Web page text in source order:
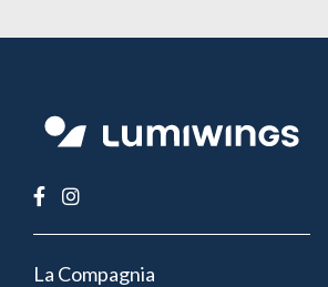
FOOTER
La Compagnia